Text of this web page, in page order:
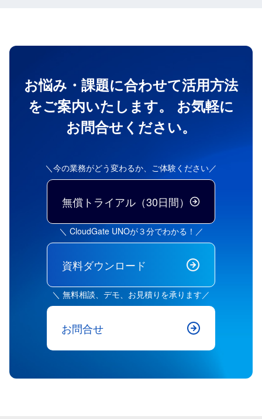
お悩み・課題に合わせて活用方法
をご案内いたします。
お気軽に
お問合せください。
＼今の業務がどう変わるか、ご体験ください／
無償トライアル（30日間）
＼ CloudGate UNOが３分でわかる！／
資料ダウンロード
＼ 無料相談、デモ、お見積りを承ります／
お問合せ